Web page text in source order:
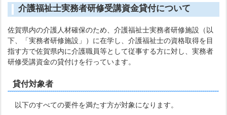
介護福祉士実務者研修受講資金貸付について
佐賀県内の介護人材確保のため、介護福祉士実務者研修施設（以
下、「実務者研修施設」）に在学し、介護福祉士の資格取得を目
指す方で佐賀県内に介護職員等として従事する方に対し、実務者
研修受講資金の貸付けを行っています。
貸付対象者
以下のすべての要件を満たす方が対象になります。